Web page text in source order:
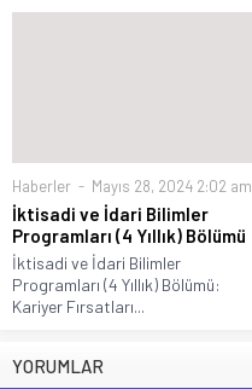
Haberler Mayıs 28, 2024 2:02 am
İktisadi ve İdari Bilimler
Programları (4 Yıllık) Bölümü
İktisadi ve İdari Bilimler
Programları (4 Yıllık) Bölümü:
Kariyer Fırsatları...
YORUMLAR